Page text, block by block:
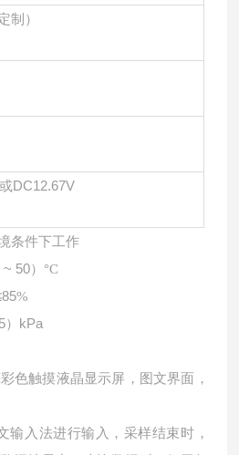
制）
DC12.67V
条件下工作
50） °C
%
）kPa
色触摸液晶显示屏，图文界面，
输入法进行输入，采样结束时，